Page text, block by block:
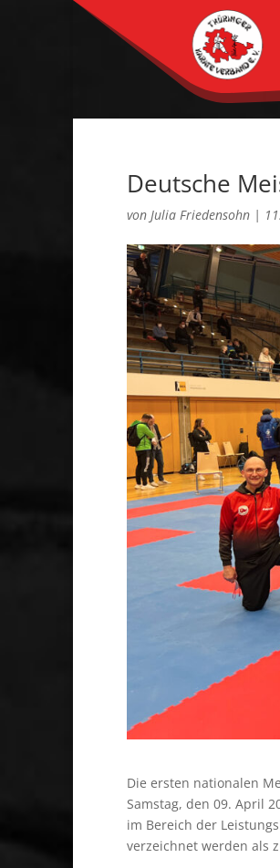
Deutsche
vonJulia Friedensohn |
Die ersten nationalen
Samstag, den 09. April
im Bereich der
verzeichnet werden als